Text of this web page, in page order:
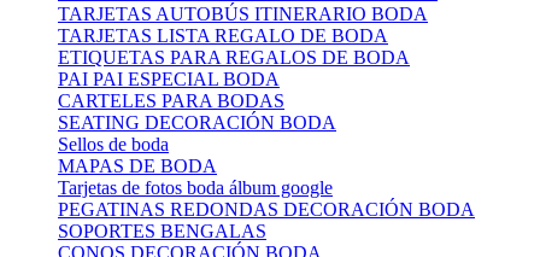
TARJETAS AUTOBÚS ITINERARIO BODA
TARJETAS LISTA REGALO DE BODA
ETIQUETAS PARA REGALOS DE BODA
PAI PAI ESPECIAL BODA
CARTELES PARA BODAS
SEATING DECORACIÓN BODA
Sellos de boda
MAPAS DE BODA
Tarjetas de fotos boda álbum google
PEGATINAS REDONDAS DECORACIÓN BODA
SOPORTES BENGALAS
CONOS DECORACIÓN BODA